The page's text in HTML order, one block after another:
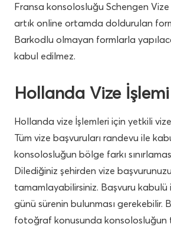
Fransa konsolosluğu Schengen Vize
artık online ortamda doldurulan
Barkodlu olmayan formlarla
kabul edilmez.
Hollanda Vize İşlemi
Hollanda vize İşlemleri için yetkili vize
Tüm vize başvuruları randevu ile
konsolosluğun bölge farkı
Dilediğiniz şehirden vize başvurunuzu
tamamlayabilirsiniz. Başvuru kabulü
günü sürenin bulunması gerekebilir.
fotoğraf konusunda